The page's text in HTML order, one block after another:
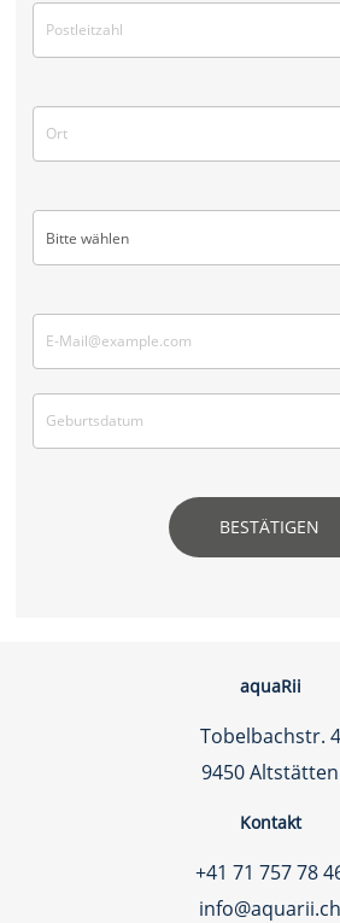
Bitte wählen
BESTÄTIGEN
aquaRii
Tobelbachstr. 4
9450 Altstätten
Kontakt
+41 71 757 78
info@aquarii.ch